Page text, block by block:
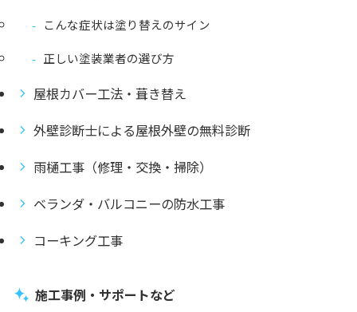
こんな症状は塗り替えのサイン
正しい塗装業者の選び方
屋根カバー工法・葺き替え
外壁診断士による屋根外壁の無料診断
雨樋工事（修理・交換・掃除）
ベランダ・バルコニーの防水工事
コーキング工事
施工事例・サポートなど